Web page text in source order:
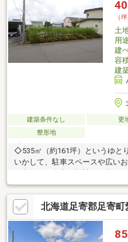
（
土
用
建
容
建
建築条件なし 更
整形地
◇535㎡（約161坪）というゆと
いかして、駐車スペースや広い
り、お子さまの通学も安心の距
買い物や公共施設へのアクセス
ながら、家族との時間を大切に
こそできる“自分たちらしい暮ら
んか。※家庭菜園は撤去いたしま
北海道足寄郡足寄町